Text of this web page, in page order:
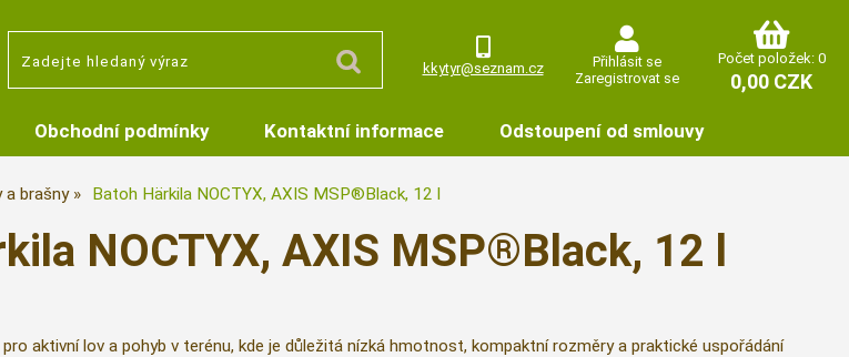
kkytyr@seznam.cz
Přihlásit se
Zaregistrovat se
Počet položek: 0
0,00 CZK
Obchodní podmínky Kontaktní informace Odstoupení od smlouvy
a brašny Batoh Härkila NOCTYX, AXIS MSP®Black, 12 l
NOCTYX, AXIS MSP®Black, 12 l
aktivní lov a pohyb v terénu, kde je důležitá nízká hmotnost, kompaktní rozměry a praktické uspořádání